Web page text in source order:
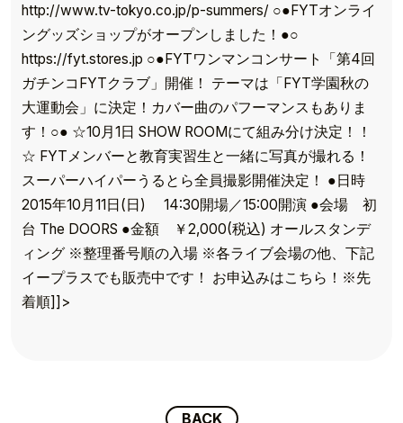
TOP
TOPICS
SCHEDULE
http://www.tv-tokyo.co.jp/p-summers/ ○●FYTオンライ
ングッズショップがオープンしました！●○
https://fyt.stores.jp ○●FYTワンマンコンサート「第4回
ガチンコFYTクラブ」開催！ テーマは「FYT学園秋の
大運動会」に決定！カバー曲のパフーマンスもありま
す！○● ☆10月1日 SHOW ROOMにて組み分け決定！！
☆ FYTメンバーと教育実習生と一緒に写真が撮れる！
スーパーハイパーうるとら全員撮影開催決定！ ●日時
2015年10月11日(日) 14:30開場／15:00開演 ●会場 初
台 The DOORS ●金額 ￥2,000(税込) オールスタンデ
ィング ※整理番号順の入場 ※各ライブ会場の他、下記
イープラスでも販売中です！ お申込みはこちら！※先
着順]]>
BACK